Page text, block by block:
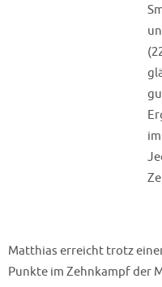
im
Matthias erreicht trotz
Punkte im Zehnkampf der